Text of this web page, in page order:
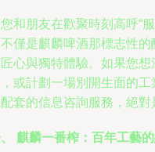
和朋友在歡聚時刻高呼“
僅是麒麟啤酒那標志性
心與獨特體驗。如果您
或計劃一場別開生面的
套的信息咨詢服務，絕對
麒麟一番榨：百年工藝